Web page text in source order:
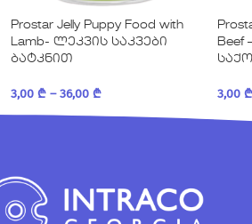
Prostar Jelly Puppy Food with
Lamb- ლეკვის საკვები
ბატკნით
3,00₾ – 36,00₾
Beef
3,00₾